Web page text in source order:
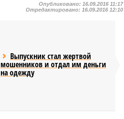
Опубликовано: 16.09.2016 11:17
Отредактировано: 16.09.2016 12:10
Выпускник стал жертвой
мошенников и отдал им деньги
на одежду